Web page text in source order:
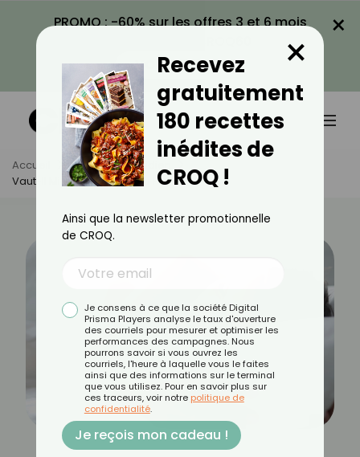
PROMO : -60% sur les offres 3 et 6 mois
VOIR LA PROMO
×
Accueil Actus
Quotidien
Vaut-Il Mieux Dormir Nu Ou Habillé ?
Recevez
gratuitement
180 recettes
inédites de
CROQ !
×
Ainsi que la newsletter promotionnelle
de CROQ.
Je consens à ce que la société Digital
Prisma Players analyse le taux d'ouverture
des courriels pour mesurer et optimiser les
performances des campagnes. Nous
pourrons savoir si vous ouvrez les
courriels, l'heure à laquelle vous le faites
ainsi que des informations sur le terminal
que vous utilisez. Pour en savoir plus sur
ces traceurs, voir notre politique de
confidentialité.
Je reçois mon cadeau !